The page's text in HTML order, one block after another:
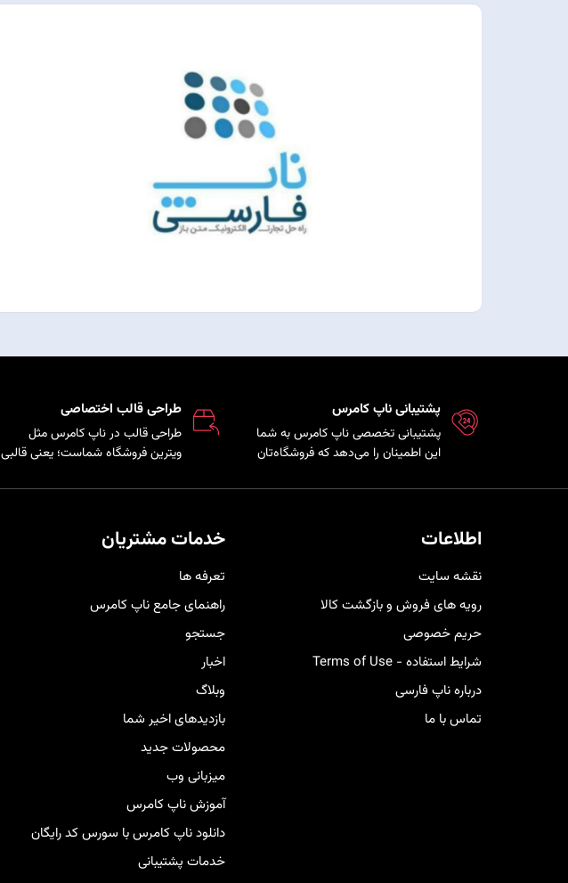
پشتیبانی ناپ کامرس
پشتیبانی تخصصی ناپ کامرس به شما
این اطمینان را می‌دهد که فروشگاه‌تان
فنی در کمترین زمان ممکن برای رفع
کنار شما خواهد بود.
طراحی قالب اختصاصی
طراحی قالب در ناپ کامرس مثل
ویترین فروشگاه شماست؛ یعنی قالبی
مشتری‌هایتان شخصی‌سازی شده تا
خریدی راحت و لذت‌بخش را برای
کاربرانتان فراهم کند
اطلاعات
نقشه سایت
رویه های فروش و بازگشت کالا
حریم خصوصی
شرایط استفاده - Terms of Use
درباره ناپ فارسی
تماس با ما
خدمات مشتریان
تعرفه ها
راهنمای جامع ناپ کامرس
جستجو
اخبار
وبلاگ
بازدیدهای اخیر شما
محصولات جدید
میزبانی وب
آموزش ناپ کامرس
دانلود ناپ کامرس با سورس کد رایگان
خدمات پشتیبانی